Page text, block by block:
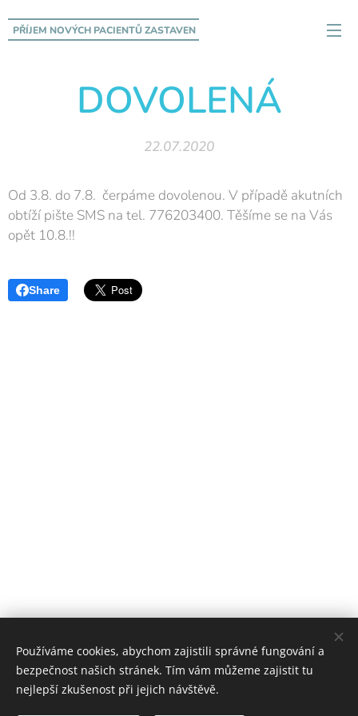
PŘÍJEM NOVÝCH PACIENTŮZASTAVEN
DOVOLENÁ
22.07.2020
Od 3.8. do 7.8. čerpáme dovolenou. V případě akutních
obtíží pište SMS na tel. 776203400. Těšíme se na Vás
opět 10.8.!!
Share
Používáme cookies, abychom zajistili správné fungování a
bezpečnost našich stránek. Tím vám můžeme zajistit tu
nejlepší zkušenost při jejich návštěvě.